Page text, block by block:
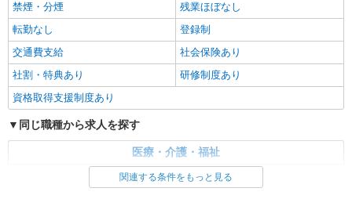
派遣社員
（株）ウィルオブ・ワークCW 名古屋支店/ms230101
看護助手
愛知県一宮市一宮駅周辺
詳細を見る
禁煙・分煙
残業ほぼなし
転勤なし
登録制
交通費支給
社会保険あり
社割・特典あり
研修制度あり
資格取得支援制度あり
同じ職種から求人を探す
医療・介護・福祉
看護師・保健師・看護助手・助産師
関連する条件をもっと見る